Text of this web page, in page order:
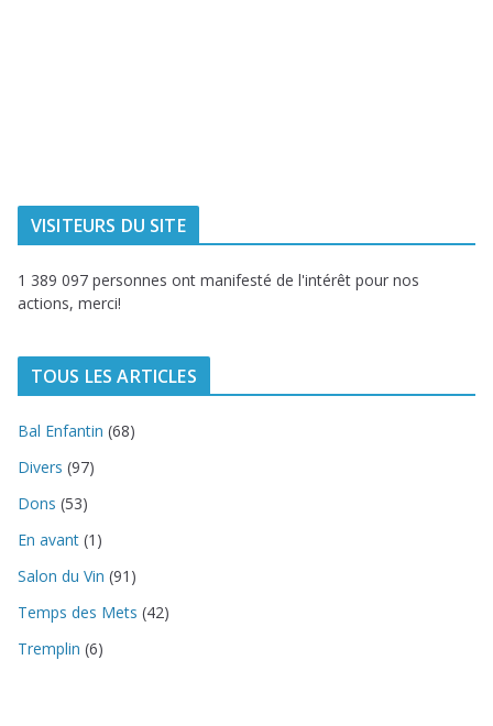
VISITEURS DU SITE
1 389 097 personnes ont manifesté de l'intérêt pour nos
actions, merci!
TOUS LES ARTICLES
Bal Enfantin (68)
Divers (97)
Dons (53)
En avant (1)
Salon du Vin (91)
Temps des Mets (42)
Tremplin (6)